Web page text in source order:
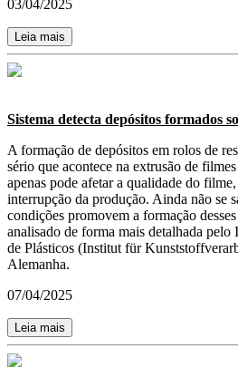
03/04/2025
Leia mais
Sistema detecta depósitos formados
A formação de depósitos em rolos de
sério que acontece na extrusão de
apenas pode afetar a qualidade do
interrupção da produção. Ainda não se
condições promovem a formação
analisado de forma mais detalhada
de Plásticos (Institut für
Alemanha.
07/04/2025
Leia mais